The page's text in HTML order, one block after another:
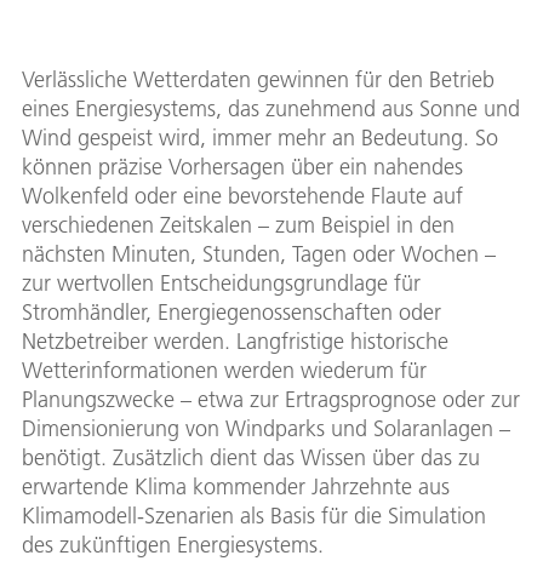
Verlässliche Wetterdaten gewinnen für den Betrieb
eines Energiesystems, das zunehmend aus Sonne und
Wind gespeist wird, immer mehr an Bedeutung. So
können präzise Vorhersagen über ein nahendes
Wolkenfeld oder eine bevorstehende Flaute auf
verschiedenen Zeitskalen – zum Beispiel in den
nächsten Minuten, Stunden, Tagen oder Wochen –
zur wertvollen Entscheidungsgrundlage für
Stromhändler, Energiegenossenschaften oder
Netzbetreiber werden. Langfristige historische
Wetterinformationen werden wiederum für
Planungszwecke – etwa zur Ertragsprognose oder zur
Dimensionierung von Windparks und Solaranlagen –
benötigt. Zusätzlich dient das Wissen über das zu
erwartende Klima kommender Jahrzehnte aus
Klimamodell-Szenarien als Basis für die Simulation
des zukünftigen Energiesystems.